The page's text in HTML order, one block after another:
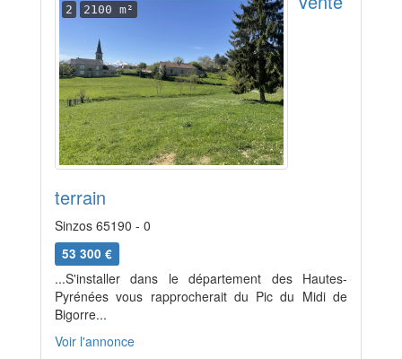
2 2100 m²
terrain
Sinzos 65190 - 0
53 300 €
...S'installer dans le département des Hautes-
Pyrénées vous rapprocherait du Pic du Midi de
Bigorre...
Voir l'annonce